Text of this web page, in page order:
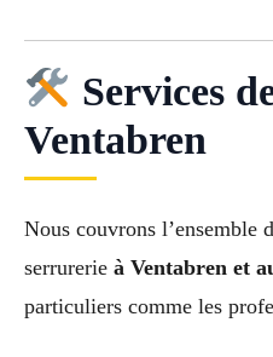
Services
Ventabren
Nous couvrons l’ensemble
serrurerie à Ventabren et
particuliers comme les